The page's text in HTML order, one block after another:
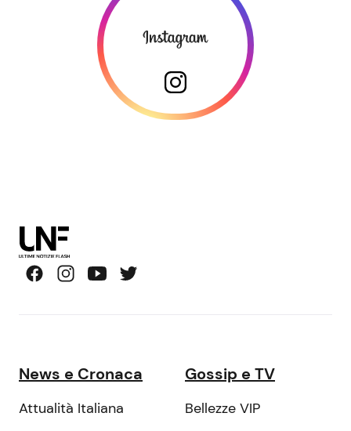
News e Cronaca
Attualità Italiana
Gossip e TV
Bellezze VIP